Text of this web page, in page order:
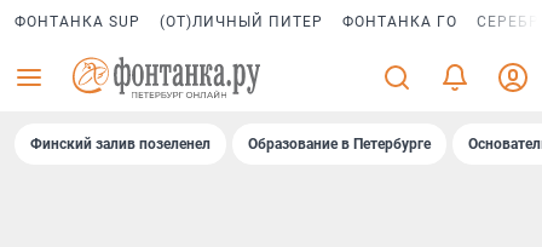
ФОНТАНКА SUP (ОТ)ЛИЧНЫЙ ПИТЕР ФОНТАНКА ГО
Финский залив позеленел Образование в Петербурге